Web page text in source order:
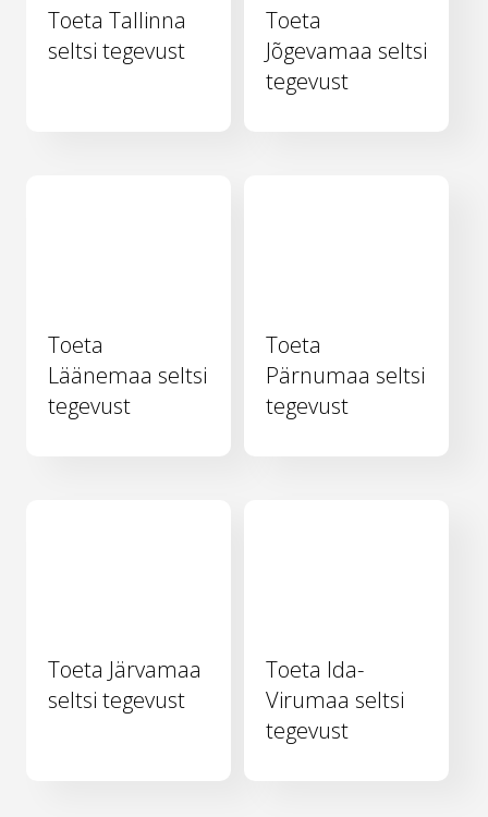
Toeta Tallinna
seltsi tegevust
Toeta
Jõgevamaa seltsi
tegevust
Toeta
Läänemaa seltsi
tegevust
Toeta
Pärnumaa seltsi
tegevust
Toeta Järvamaa
seltsi tegevust
Toeta Ida-
Virumaa seltsi
tegevust